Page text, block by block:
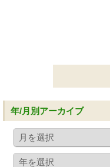
年/月別アーカイブ